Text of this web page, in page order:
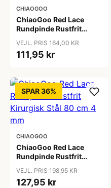
CHIAOGOO
ChiaoGoo Red Lace
Rundpinde Rustfrit
mm
VEJL. PRIS 164,00 KR
111,95 kr
SPAR 36%
CHIAOGOO
ChiaoGoo Red Lace
Rundpinde Rustfrit
mm
VEJL. PRIS 198,95 KR
127,95 kr